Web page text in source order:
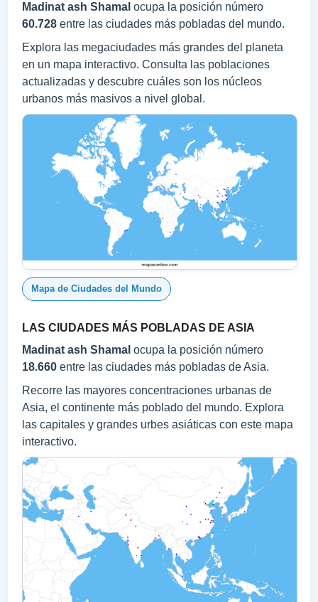
Madinat ash Shamal ocupa la posición número
60.728 entre las ciudades más pobladas del mundo.
Explora las megaciudades más grandes del planeta
en un mapa interactivo. Consulta las poblaciones
actualizadas y descubre cuáles son los núcleos
urbanos más masivos a nivel global.
Mapa de Ciudades del Mundo
LAS CIUDADES MÁS POBLADAS DE ASIA
Madinat ash Shamal ocupa la posición número
18.660 entre las ciudades más pobladas de Asia.
Recorre las mayores concentraciones urbanas de
Asia, el continente más poblado del mundo. Explora
las capitales y grandes urbes asiáticas con este mapa
interactivo.